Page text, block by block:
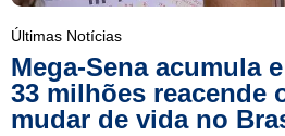
Últimas Notícias
Mega-Sena acumula
33 milhões reacende
mudar de vida no